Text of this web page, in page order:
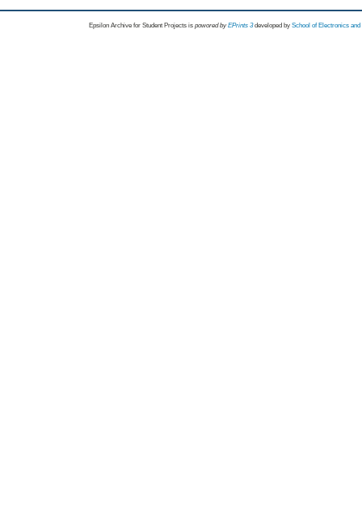
Epsilon Archive for Student Projects is powored byEPrints 3 developed by School of Electronics